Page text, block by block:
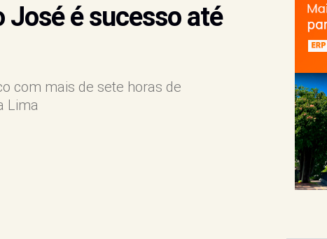
José é sucesso até
com mais de sete horas de
Lima